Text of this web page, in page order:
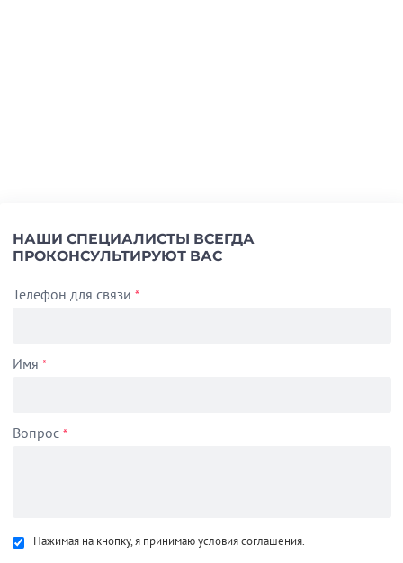
НАШИ СПЕЦИАЛИСТЫ ВСЕГДА
ПРОКОНСУЛЬТИРУЮТ ВАС
Телефон для связи *
Имя *
Вопрос *
Нажимая на кнопку, я принимаю условия соглашения.